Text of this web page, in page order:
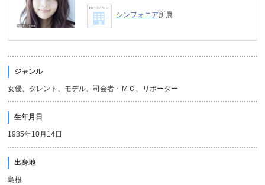
シンフォニア所属
ジャンル
女優、タレント、モデル、司会者・ＭＣ、リポーター
生年月日
1985年10月14日
出身地
島根